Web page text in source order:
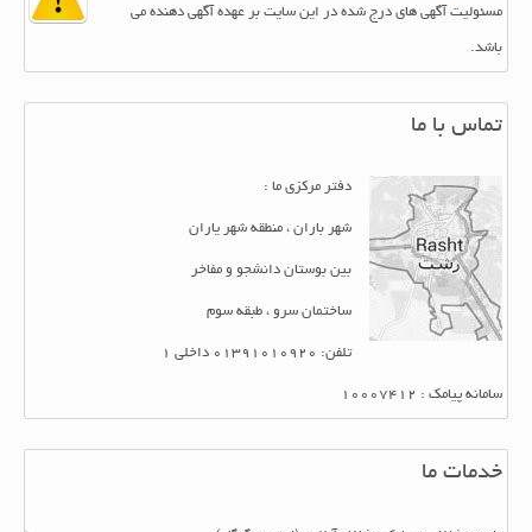
مسئولیت آگهی های درج شده در این سایت بر عهده آگهی دهنده می
باشد.
تماس با ما
دفتر مرکزی ما :
شهر باران ، منطقه شهر یاران
بین بوستان دانشجو و مفاخر
ساختمان سرو ، طبقه سوم
تلفن: 01391010920 داخلی 1
سامانه پیامک : 10007412
خدمات ما